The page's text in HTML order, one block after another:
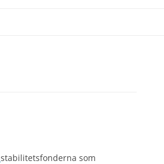
stabilitetsfonderna som